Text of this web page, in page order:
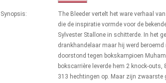
Synopsis:
The Bleeder vertelt het ware verhaal
die de inspiratie vormde voor de
Sylvester Stallone in schitterde. In het
drankhandelaar maar hij werd
doorstond tegen bokskampioen
bokscarrière leverde hem 2 knock-outs,
313 hechtingen op. Maar zijn zwaarste